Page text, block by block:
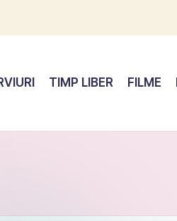
TIMP LIBER FILME